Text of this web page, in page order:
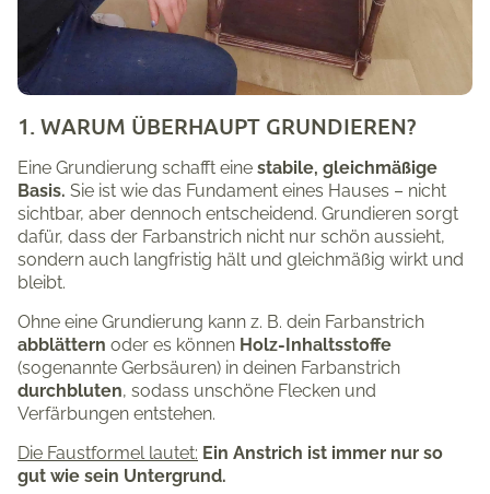
1. WARUM ÜBERHAUPT GRUNDIEREN?
Eine Grundierung schafft eine stabile, gleichmäßige
Basis. Sie ist wie das Fundament eines Hauses – nicht
sichtbar, aber dennoch entscheidend. Grundieren sorgt
dafür, dass der Farbanstrich nicht nur schön aussieht,
sondern auch langfristig hält und gleichmäßig wirkt und
bleibt.
Ohne eine Grundierung kann z. B. dein Farbanstrich
abblättern oder es können Holz-Inhaltsstoffe
(sogenannte Gerbsäuren) in deinen Farbanstrich
durchbluten, sodass unschöne Flecken und
Verfärbungen entstehen.
Die Faustformel lautet: Ein Anstrich ist immer nur so
gut wie sein Untergrund.